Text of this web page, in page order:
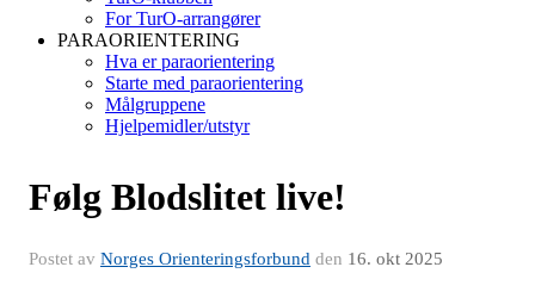
For TurO-arrangører
PARAORIENTERING
Hva er paraorientering
Starte med paraorientering
Målgruppene
Hjelpemidler/utstyr
Følg Blodslitet live!
Postet av Norges Orienteringsforbund den 16. okt 2025